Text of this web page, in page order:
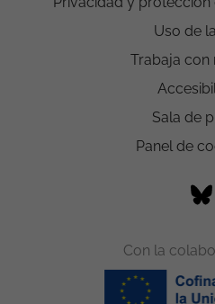
Uso de
Trabaja con
Sala de
Panel de
Con la